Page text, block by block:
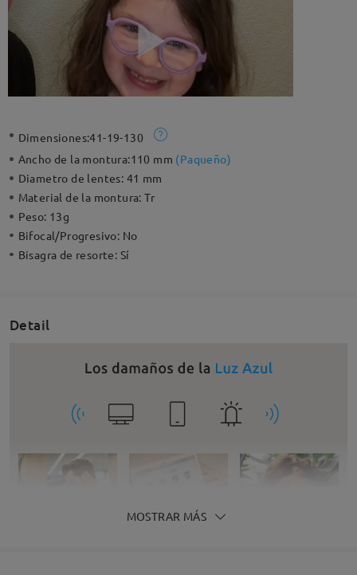
Dimensiones:41-19-130
Ancho de la montura:110 mm (Paqueño)
Diametro de lentes: 41 mm
Material de la montura:Tr
Peso: 13g
Bifocal/Progresivo: No
Bisagra de resorte: Sí
Detail
MOSTRAR MÁS